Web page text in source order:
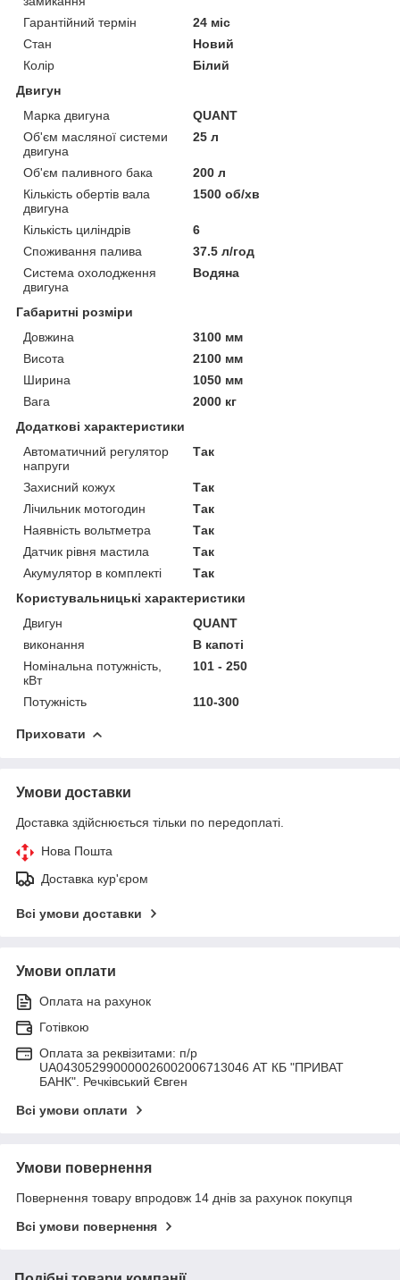
Гарантійний термін
24 міс
Стан
Новий
Колір
Білий
Двигун
Марка двигуна
QUANT
Об'єм масляної системи
двигуна
25 л
Об'єм паливного бака
200 л
Кількість обертів вала
двигуна
1500 об/хв
Кількість циліндрів
6
Споживання палива
37.5 л/год
Система охолодження
двигуна
Водяна
Габаритні розміри
Довжина
3100 мм
Висота
2100 мм
Ширина
1050 мм
Вага
2000 кг
Додаткові характеристики
Автоматичний регулятор
напруги
Так
Захисний кожух
Так
Лічильник мотогодин
Так
Наявність вольтметра
Так
Датчик рівня мастила
Так
Акумулятор в комплекті
Так
Користувальницькі характеристики
Двигун
QUANT
виконання
В капоті
Номінальна потужність,
кВт
101 - 250
Потужність 110-300
Приховати
Умови доставки
Доставка здійснюється тільки по передоплаті.
Нова Пошта
Доставка кур'єром
Всі умови доставки
Умови оплати
Оплата на рахунок
Готівкою
Оплата за реквізитами: п/р
UA043052990000026002006713046 АТ КБ "ПРИВАТ
БАНК". Речківський Євген
Всі умови оплати
Умови повернення
Повернення товару впродовж 14 днів за рахунок покупця
Всі умови повернення